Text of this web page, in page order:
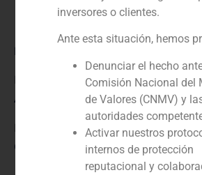
Rol:
Financial advisor
Año:
Cliente:
inversores o clientes.
Ante esta situación, hemos
Denunciar el hecho
Comisión Nacional del
de Valores (CNMV) y
autoridades
Activar nuestros
internos de protección
reputacional y